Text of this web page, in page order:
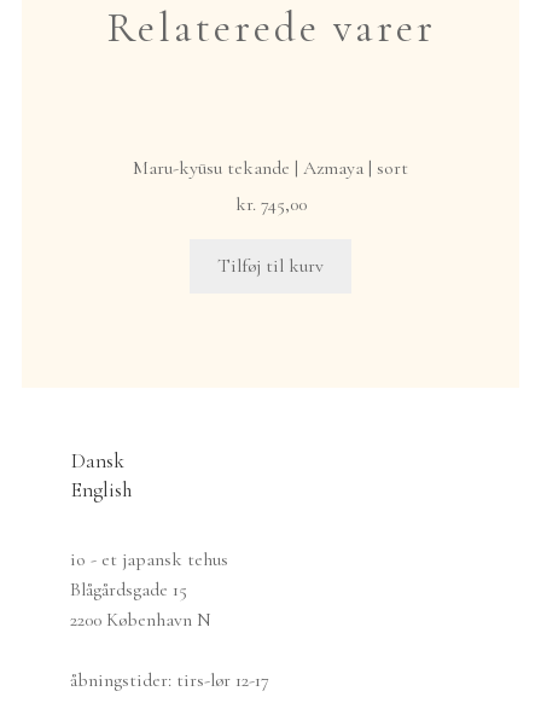
Relaterede varer
Maru-kyūsu tekande | Azmaya | sort
kr.745,00
Tilføj til kurv
Dansk
English
io - et japansk tehus
Blågårdsgade 15
2200 København N
åbningstider: tirs-lør 12-17